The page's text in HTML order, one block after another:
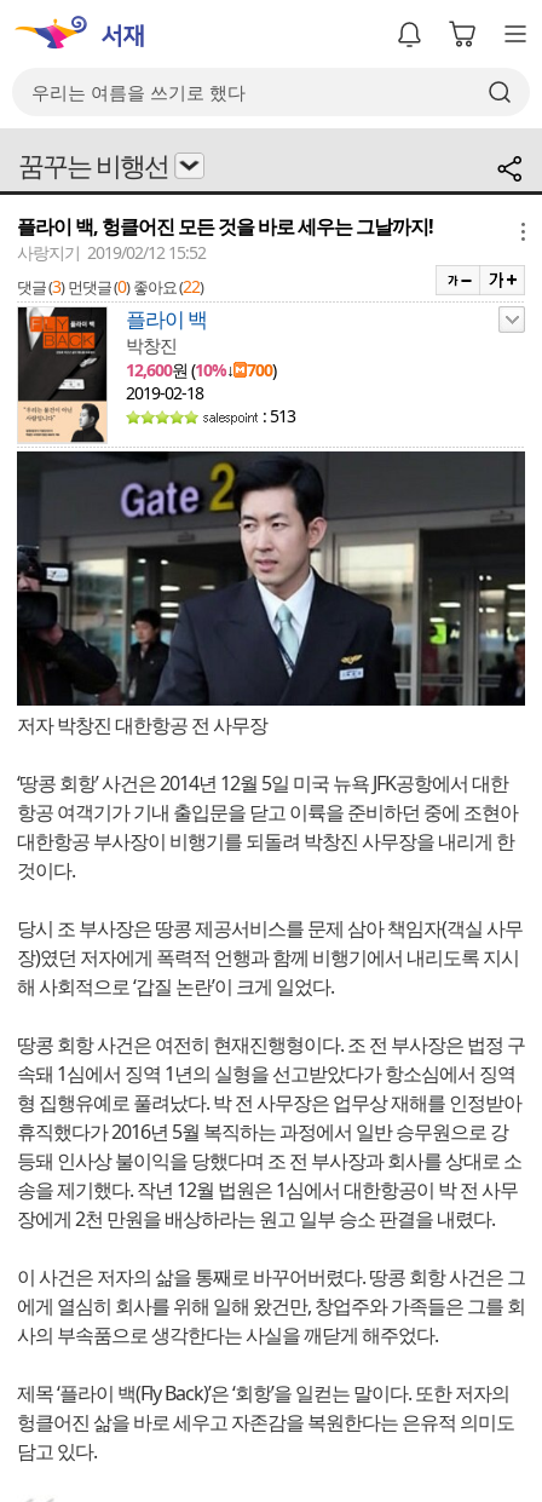
꿈꾸는 비행선
플라이 백, 헝클어진 모든 것을 바로 세우는 그날까지!
사랑지기 2019/02/12 15:52
댓글 (3) 먼댓글 (0) 좋아요 (22)
플라이 백
박창진
12,600원 (10%↓ 700)
2019-02-18
: 513
저자 박창진 대한항공 전 사무장
‘땅콩 회항’ 사건은 2014년 12월 5일 미국 뉴욕 JFK공항에서 대한
항공 여객기가 기내 출입문을 닫고 이륙을 준비하던 중에 조현아
대한항공 부사장이 비행기를 되돌려 박창진 사무장을 내리게 한
것이다.
당시 조 부사장은 땅콩 제공서비스를 문제 삼아 책임자(객실 사무
장)였던 저자에게 폭력적 언행과 함께 비행기에서 내리도록 지시
해 사회적으로 ‘갑질 논란’이 크게 일었다.
땅콩 회항 사건은 여전히 현재진행형이다. 조 전 부사장은 법정 구
속돼 1심에서 징역 1년의 실형을 선고받았다가 항소심에서 징역
형 집행유예로 풀려났다. 박 전 사무장은 업무상 재해를 인정받아
휴직했다가 2016년 5월 복직하는 과정에서 일반 승무원으로 강
등돼 인사상 불이익을 당했다며 조 전 부사장과 회사를 상대로 소
송을 제기했다. 작년 12월 법원은 1심에서 대한항공이 박 전 사무
장에게 2천 만원을 배상하라는 원고 일부 승소 판결을 내렸다.
이 사건은 저자의 삶을 통째로 바꾸어버렸다. 땅콩 회항 사건은 그
에게 열심히 회사를 위해 일해 왔건만, 창업주와 가족들은 그를 회
사의 부속품으로 생각한다는 사실을 깨닫게 해주었다.
제목 ‘플라이 백(Fly Back)’은 ‘회항’을 일컫는 말이다. 또한 저자의
헝클어진 삶을 바로 세우고 자존감을 복원한다는 은유적 의미도
담고 있다.